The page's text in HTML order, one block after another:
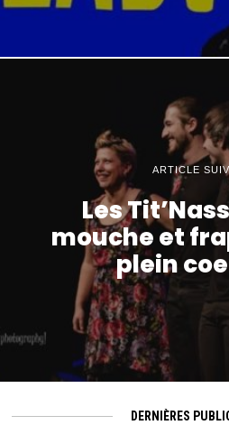
ARTICLE
Les
mouche et
plein
DERNIÈRES